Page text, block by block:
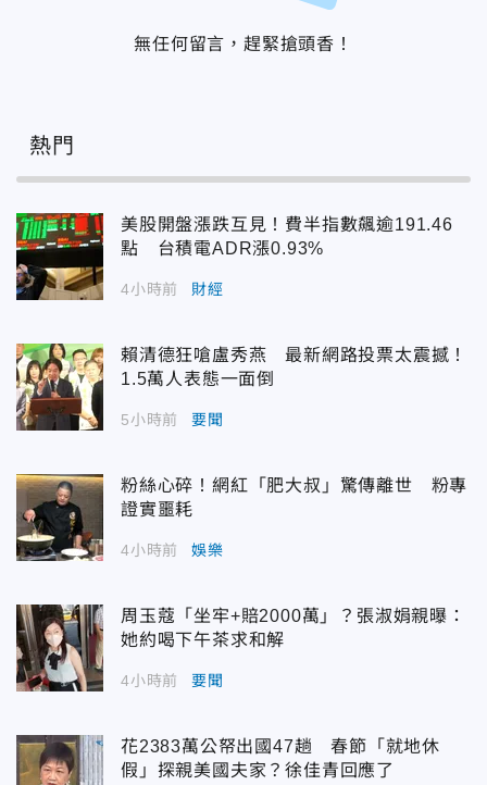
無任何留言，趕緊搶頭香！
熱門
美股開盤漲跌互見！費半指數飆逾191.46
點 台積電ADR漲0.93%
4小時前 財經
賴清德狂嗆盧秀燕 最新網路投票太震撼！
1.5萬人表態一面倒
5小時前 要聞
粉絲心碎！網紅「肥大叔」驚傳離世 粉專
證實噩耗
4小時前 娛樂
周玉蔻「坐牢+賠2000萬」？張淑娟親曝：
她約喝下午茶求和解
4小時前 要聞
花2383萬公帑出國47趟 春節「就地休
假」探親美國夫家？徐佳青回應了